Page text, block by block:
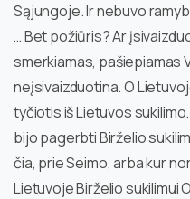
Sąjungoje. Ir nebuvo
… Bet požiūris? Ar
smerkiamas, pašiepiamas
neįsivaizduotina. O
tyčiotis iš Lietuvos
bijo pagerbti Birželio
čia, prie Seimo, arba kur
Lietuvoje Birželio sukilimui